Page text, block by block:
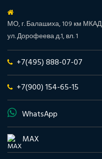
МО, г. Балашиха, 109 км МКАД
ул. Дорофеева д.1, вл. 1
+7(495) 888-07-07
+7(900) 154-65-15
WhatsApp
MAX